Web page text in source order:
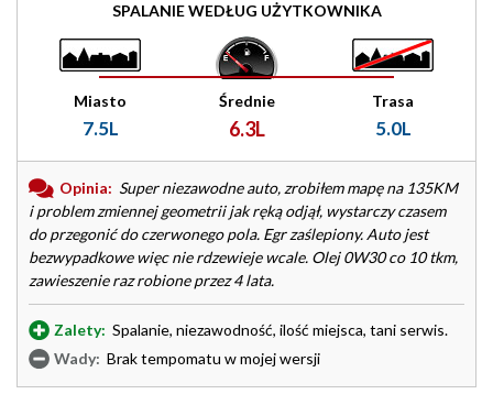
SPALANIE WEDŁUG UŻYTKOWNIKA
Miasto
7.5L
Średnie
6.3L
Trasa
5.0L
Opinia: Super niezawodne auto, zrobiłem mapę na 135KM
i problem zmiennej geometrii jak ręką odjął, wystarczy czasem
do przegonić do czerwonego pola. Egr zaślepiony. Auto jest
bezwypadkowe więc nie rdzewieje wcale. Olej 0W30 co 10 tkm,
zawieszenie raz robione przez 4 lata.
Zalety: Spalanie, niezawodność, ilość miejsca, tani serwis.
Wady: Brak tempomatu w mojej wersji